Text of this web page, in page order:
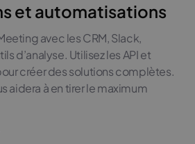
et automatisations
avec les CRM, Slack,
d’analyse. Utilisez les API et
créer des solutions complètes.
aidera à en tirer le maximum